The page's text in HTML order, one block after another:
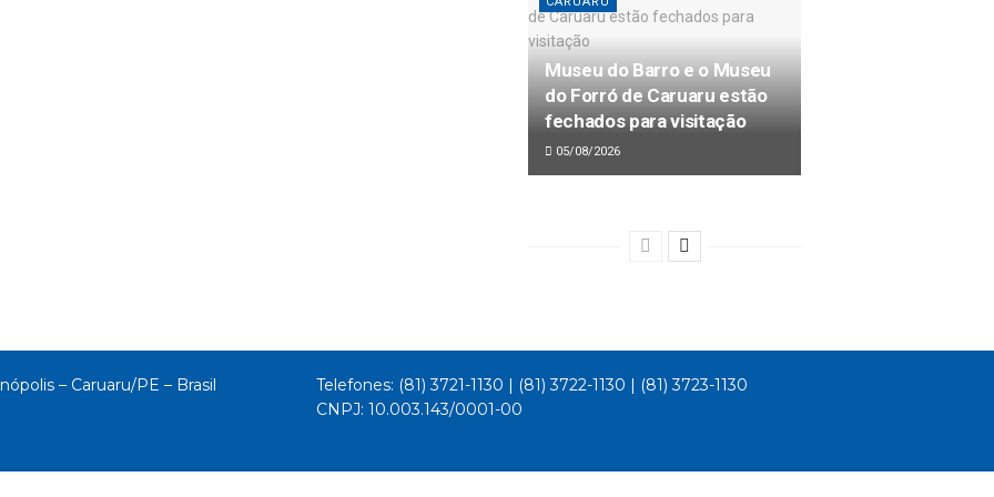
Museu do Barro e o Museu
do Forró de Caruaru estão
fechados para visitação
05/08/2026
– Caruaru/PE – Brasil
Telefones: (81) 3721-1130 | (81) 3722-1130 | (81) 3723-1130
CNPJ: 10.003.143/0001-00